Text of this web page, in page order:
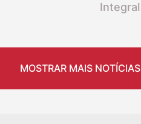
Integral
MOSTRAR MAIS NOTÍCIAS